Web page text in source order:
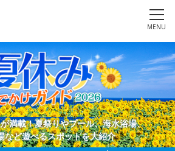
MENU
満載！夏祭りやプール、海水浴場、
など遊べるスポットを大紹介